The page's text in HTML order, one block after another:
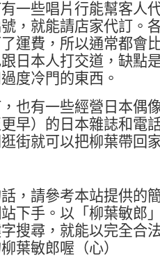
一些唱片行能幫客人
，就能請店家代訂。
運費，所以通常都會
日本人打交道，缺點
度冷門的東西。
也有一些經營日本偶
早）的日本雜誌和電
街就可以把柳葉帶回
，請參考本站提供的
下手。以「柳葉敏郎
搜尋，就能以完全合
葉敏郎喔（心）